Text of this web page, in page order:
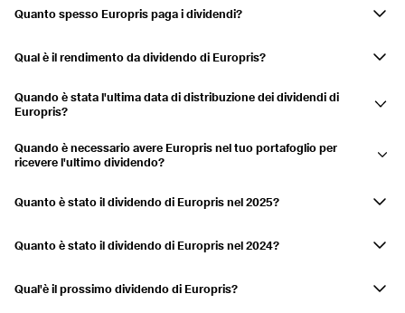
Pagato
24.05.2017 02.06.2017
Quanto spesso Europris paga i dividendi?
Qual è il rendimento da dividendo di Europris?
diminuite di 7,34% negli ultimi 3 anni.
Quando è stata l'ultima data di distribuzione dei dividendi di
Europris?
Quando è necessario avere Europris nel tuo portafoglio per
ricevere l'ultimo dividendo?
distribuzione.
Quanto è stato il dividendo di Europris nel 2025?
Quanto è stato il dividendo di Europris nel 2024?
Qual'è il prossimo dividendo di Europris?